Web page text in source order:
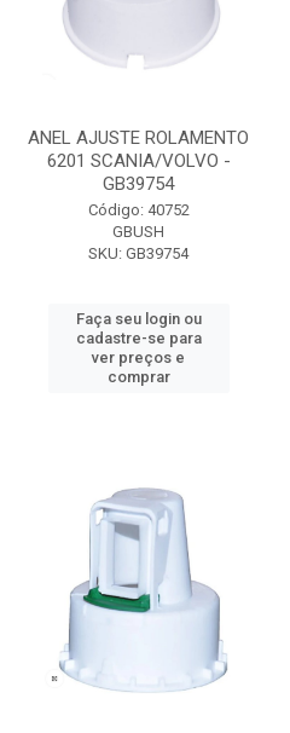
ANEL AJUSTE ROLAMENTO
6201 SCANIA/VOLVO -
GB39754
Código: 40752
GBUSH
SKU: GB39754
Faça seu login ou
cadastre-se para
ver preços e
comprar